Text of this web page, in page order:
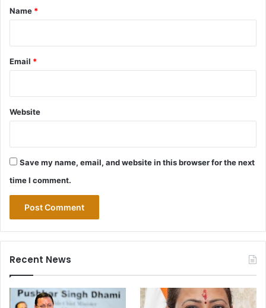
*
Name *
Email *
Website
Save my name, email, and website in this browser for the next
time I comment.
Recent News